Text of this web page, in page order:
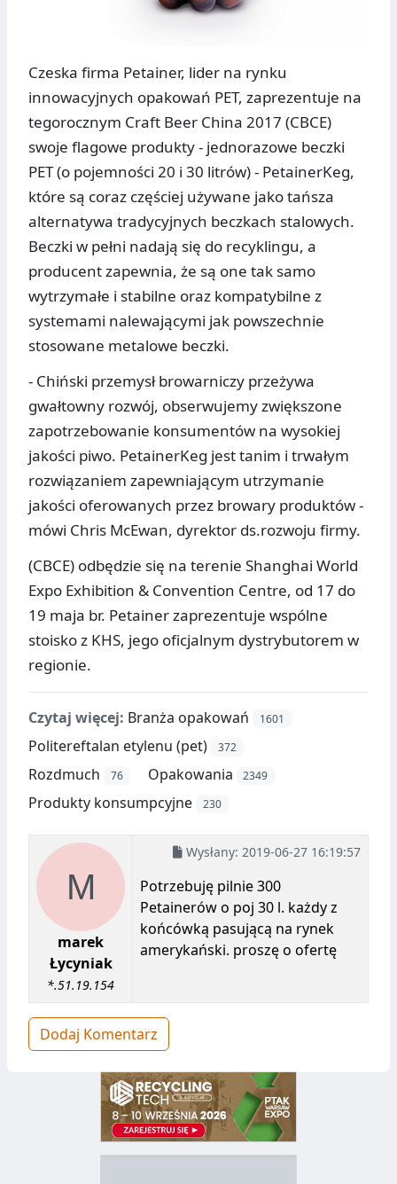
Czeska firma Petainer, lider na rynku
innowacyjnych opakowań PET, zaprezentuje na
tegorocznym Craft Beer China 2017 (CBCE)
swoje flagowe produkty - jednorazowe beczki
PET (o pojemności 20 i 30 litrów) - PetainerKeg,
które są coraz częściej używane jako tańsza
alternatywa tradycyjnych beczkach stalowych.
Beczki w pełni nadają się do recyklingu, a
producent zapewnia, że są one tak samo
wytrzymałe i stabilne oraz kompatybilne z
systemami nalewającymi jak powszechnie
stosowane metalowe beczki.
- Chiński przemysł browarniczy przeżywa
gwałtowny rozwój, obserwujemy zwiększone
zapotrzebowanie konsumentów na wysokiej
jakości piwo. PetainerKeg jest tanim i trwałym
rozwiązaniem zapewniającym utrzymanie
jakości oferowanych przez browary produktów -
mówi Chris McEwan, dyrektor ds.rozwoju firmy.
(CBCE) odbędzie się na terenie Shanghai World
Expo Exhibition & Convention Centre, od 17 do
19 maja br. Petainer zaprezentuje wspólne
stoisko z KHS, jego oficjalnym dystrybutorem w
regionie.
Czytaj więcej: Branża opakowań 1601
Politereftalan etylenu (pet) 372
Rozdmuch 76 Opakowania 2349
Produkty konsumpcyjne 230
marek
Łycyniak
*.51.19.154
Wysłany: 2019-06-27 16:19:57
Potrzebuję pilnie 300
Petainerów o poj 30 l. każdy z
końcówką pasującą na rynek
amerykański. proszę o ofertę
Dodaj Komentarz